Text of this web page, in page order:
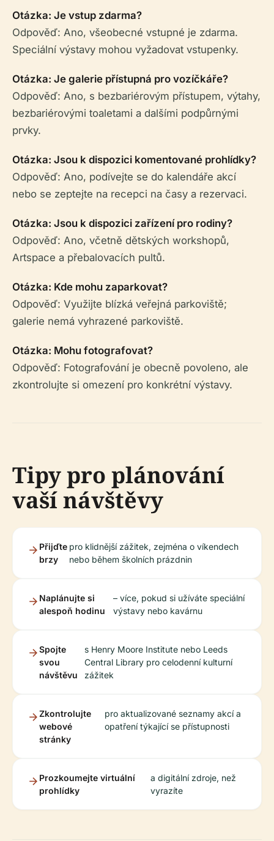
Otázka: Je vstup zdarma?
Odpověď: Ano, všeobecné vstupné je zdarma.
Speciální výstavy mohou vyžadovat vstupenky.
Otázka: Je galerie přístupná pro vozíčkáře?
Odpověď: Ano, s bezbariérovým přístupem, výtahy,
bezbariérovými toaletami a dalšími podpůrnými
prvky.
Otázka: Jsou k dispozici komentované prohlídky?
Odpověď: Ano, podívejte se do kalendáře akcí
nebo se zeptejte na recepci na časy a rezervaci.
Otázka: Jsou k dispozici zařízení pro rodiny?
Odpověď: Ano, včetně dětských workshopů,
Artspace a přebalovacích pultů.
Otázka: Kde mohu zaparkovat?
Odpověď: Využijte blízká veřejná parkoviště;
galerie nemá vyhrazené parkoviště.
Otázka: Mohu fotografovat?
Odpověď: Fotografování je obecně povoleno, ale
zkontrolujte si omezení pro konkrétní výstavy.
Tipy pro plánování
vaší návštěvy
Přijďte
brzy
pro klidnější zážitek, zejména o víkendech
nebo během školních prázdnin
Naplánujte si
alespoň hodinu
– více, pokud si užíváte speciální
výstavy nebo kavárnu
Spojte
svou
návštěvu
s Henry Moore Institute nebo Leeds
Central Library pro celodenní kulturní
zážitek
Zkontrolujte
webové
stránky
pro aktualizované seznamy akcí a
opatření týkající se přístupnosti
Prozkoumejte virtuální
prohlídky
a digitální zdroje, než
vyrazíte